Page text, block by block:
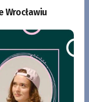
Wrocławiu